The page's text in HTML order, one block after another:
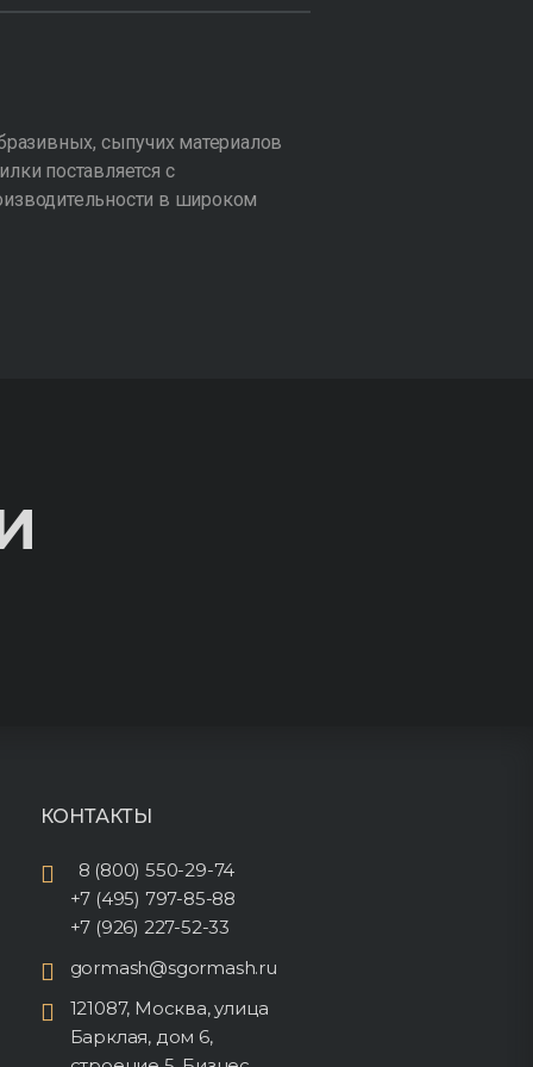
сыпучих материалов
поставляется с
в широком
КОНТАКТЫ
8 (800) 550-29-74
+7 (495) 797-85-88
+7 (926) 227-52-33
gormash@sgormash.ru
121087, Москва, улица
Барклая, дом 6,